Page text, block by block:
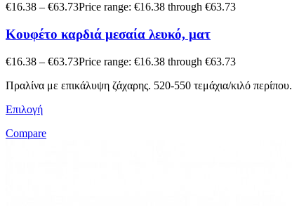
€16.38 – €63.73Price range: €16.38 through €63.73
Κουφέτο καρδιά μεσαία λευκό, ματ
€16.38 – €63.73Price range: €16.38 through €63.73
Πραλίνα με επικάλυψη ζάχαρης. 520-550 τεμάχια/κιλό περίπου.
Επιλογή
Compare